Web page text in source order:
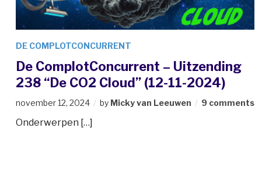
DE COMPLOTCONCURRENT
De ComplotConcurrent – Uitzending
238 “De CO2 Cloud” (12-11-2024)
november 12, 2024 by Micky van Leeuwen 9 comments
Onderwerpen […]